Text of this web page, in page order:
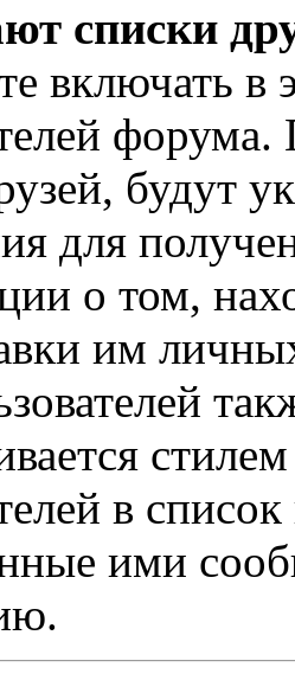
списки
включать в
форума.
будут
для
о том,
им
в
ими